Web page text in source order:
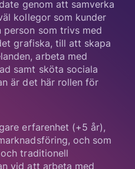
genom att samverka
kollegor som kunder
person som trivs med
grafiska, till att skapa
arbeta med
samt sköta sociala
är det här rollen för
erfarenhet (+5 år),
och som
traditionell
vid att arbeta med